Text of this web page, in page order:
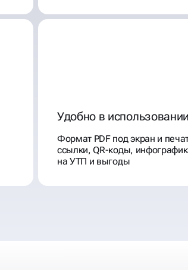
Удобно в использовании
Формат PDF под экран и
ссылки, QR-коды,
на УТП и выгоды